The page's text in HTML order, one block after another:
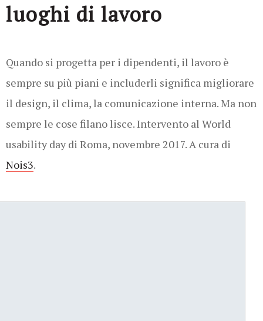
luoghi di lavoro
Quando si progetta per i dipendenti, il lavoro è
sempre su più piani e includerli significa migliorare
il design, il clima, la comunicazione interna. Ma non
sempre le cose filano lisce. Intervento al World
usability day di Roma, novembre 2017. A cura di
Nois3.